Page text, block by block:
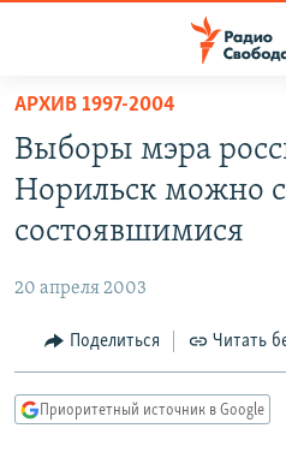
упрощенного
доступа
Вернуться
основному
Вернутся
Вернутся
ПРОГРАММЫ
ПОДКАСТЫ
АВТОРСКИЕ ПРОЕКТЫ
МНЕНИЯ
КУЛЬТУРА
КАВКАЗ.РЕАЛИИ
АРХИВ 1997-2004
Выборы мэра
Норильск можно
состоявшимися
20 апреля 2003
Поделиться Читать
Приоритетный источник в Google